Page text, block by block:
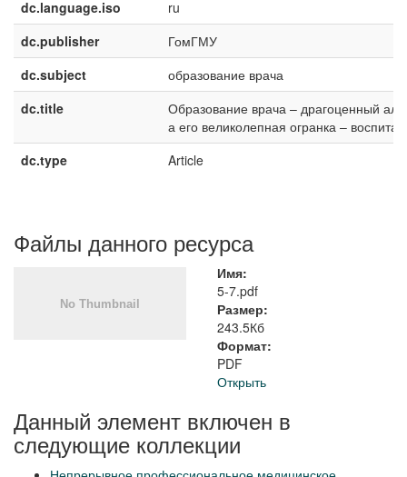
dc.language.iso
ru
dc.publisher
ГомГМУ
dc.subject
образование врача
dc.title
Образование врача – драгоценный
а его великолепная огранка –
dc.type
Article
Файлы данного ресурса
Имя:
5-7.pdf
Размер:
243.5Кб
Формат:
PDF
Открыть
Данный элемент включен в
следующие коллекции